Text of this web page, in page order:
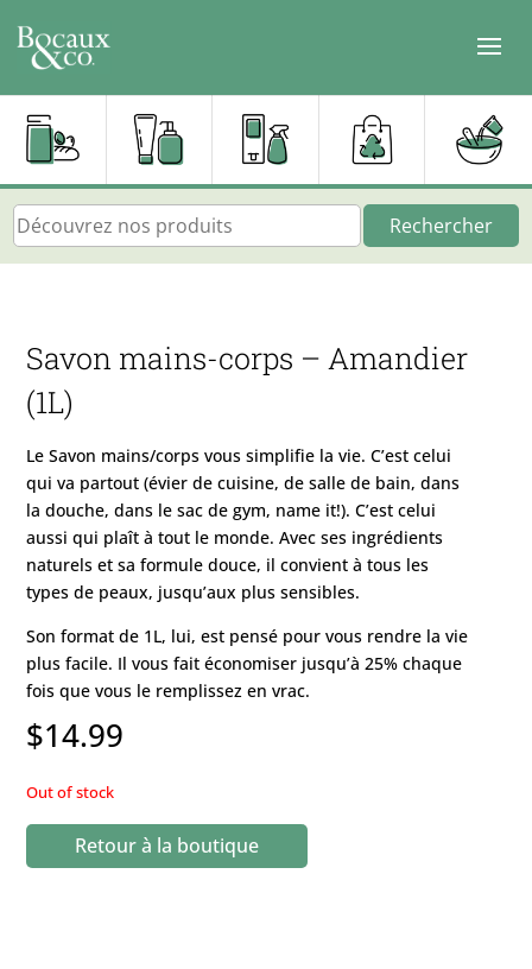
Rechercher
Savon mains-corps – Amandier
(1L)
Le Savon mains/corps vous simplifie la vie. C’est celui
qui va partout (évier de cuisine, de salle de bain, dans
la douche, dans le sac de gym, name it!). C’est celui
aussi qui plaît à tout le monde. Avec ses ingrédients
naturels et sa formule douce, il convient à tous les
types de peaux, jusqu’aux plus sensibles.
Son format de 1L, lui, est pensé pour vous rendre la vie
plus facile. Il vous fait économiser jusqu’à 25% chaque
fois que vous le remplissez en vrac.
$14.99
Out of stock
Retour à la boutique